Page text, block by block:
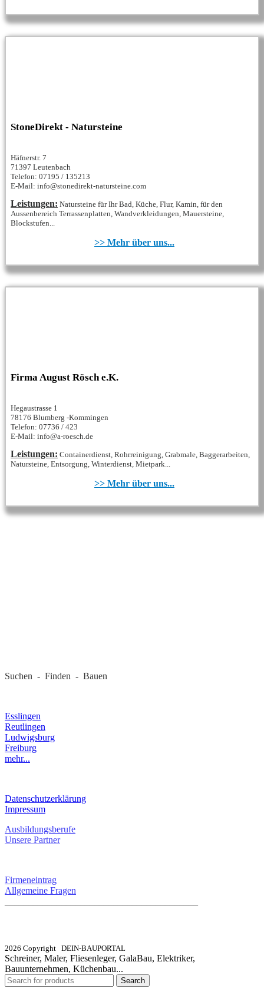
StoneDirekt - Natursteine
Häfnerstr. 7
71397 Leutenbach
Telefon: 07195 / 135213
E-Mail: info@stonedirekt-natursteine.com
Leistungen: Natursteine für Ihr Bad, Küche, Flur, Kamin, für den
Aussenbereich Terrassenplatten, Wandverkleidungen, Mauersteine,
Blockstufen...
>> Mehr über uns...
Firma August Rösch e.K.
Hegaustrasse 1
78176 Blumberg -Kommingen
Telefon: 07736 / 423
E-Mail: info@a-roesch.de
Leistungen: Containerdienst, Rohrreinigung, Grabmale, Baggerarbeiten,
Natursteine, Entsorgung, Winterdienst, Mietpark...
>> Mehr über uns...
Suchen - Finden - Bauen
Esslingen
Reutlingen
Ludwigsburg
Freiburg
mehr...
Datenschutzerklärung
Impressum
Ausbildungsberufe
Unsere Partner
Firmeneintrag
Allgemeine Fragen
2026 Copyright DEIN-BAUPORTAL
Schreiner, Maler, Fliesenleger, GalaBau, Elektriker,
Bauunternehmen, Küchenbau...
Search